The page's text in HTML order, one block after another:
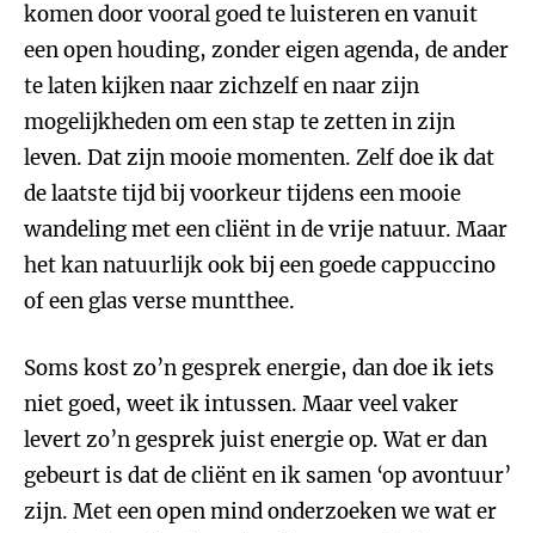
komen door vooral goed te luisteren en vanuit
een open houding, zonder eigen agenda, de ander
te laten kijken naar zichzelf en naar zijn
mogelijkheden om een stap te zetten in zijn
leven. Dat zijn mooie momenten. Zelf doe ik dat
de laatste tijd bij voorkeur tijdens een mooie
wandeling met een cliënt in de vrije natuur. Maar
het kan natuurlijk ook bij een goede cappuccino
of een glas verse muntthee.
Soms kost zo’n gesprek energie, dan doe ik iets
niet goed, weet ik intussen. Maar veel vaker
levert zo’n gesprek juist energie op. Wat er dan
gebeurt is dat de cliënt en ik samen ‘op avontuur’
zijn. Met een open mind onderzoeken we wat er